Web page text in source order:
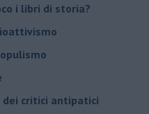
i libri di storia?
dei critici antipatici